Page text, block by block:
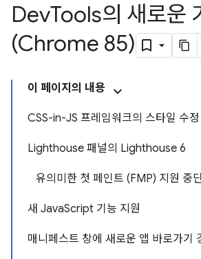
DevTools의 새로운
(Chrome 85)
이 페이지의 내용
CSS-in-JS 프레임워크의 스타일 수정
Lighthouse 패널의 Lighthouse 6
유의미한 첫 페인트 (FMP) 지원 중
새 JavaScript 기능 지원
매니페스트 창에 새로운 앱 바로가기